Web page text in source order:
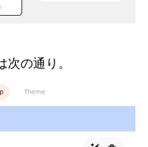
の通り。